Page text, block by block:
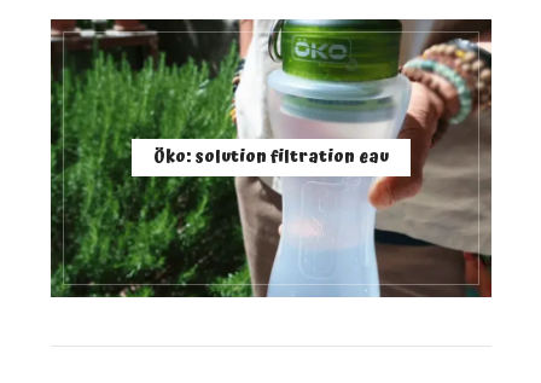
Öko: solution filtration eau